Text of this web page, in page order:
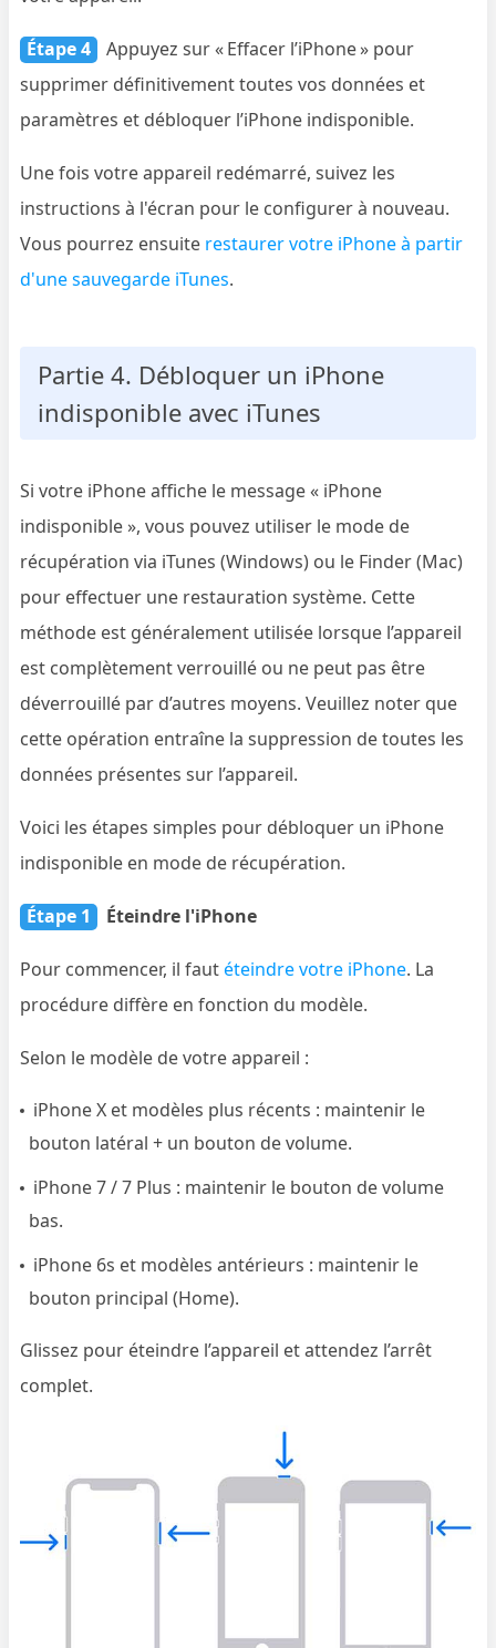
Étape 4
Appuyez sur « Effacer l’iPhone » pour
supprimer définitivement toutes vos données et
paramètres et débloquer l’iPhone indisponible.
Une fois votre appareil redémarré, suivez les
instructions à l'écran pour le configurer à nouveau.
Vous pourrez ensuite restaurer votre iPhone à partir
d'une sauvegarde iTunes.
Partie 4. Débloquer un iPhone
indisponible avec iTunes
Si votre iPhone affiche le message « iPhone
indisponible », vous pouvez utiliser le mode de
récupération via iTunes (Windows) ou le Finder (Mac)
pour effectuer une restauration système. Cette
méthode est généralement utilisée lorsque l’appareil
est complètement verrouillé ou ne peut pas être
déverrouillé par d’autres moyens. Veuillez noter que
cette opération entraîne la suppression de toutes les
données présentes sur l’appareil.
Voici les étapes simples pour débloquer un iPhone
indisponible en mode de récupération.
Étape 1 Éteindre l'iPhone
Pour commencer, il fautéteindre votre iPhone. La
procédure diffère en fonction du modèle.
Selon le modèle de votre appareil :
iPhone X et modèles plus récents : maintenir le
bouton latéral + un bouton de volume.
iPhone 7 / 7 Plus : maintenir le bouton de volume
bas.
iPhone 6s et modèles antérieurs : maintenir le
bouton principal (Home).
Glissez pour éteindre l’appareil et attendez l’arrêt
complet.